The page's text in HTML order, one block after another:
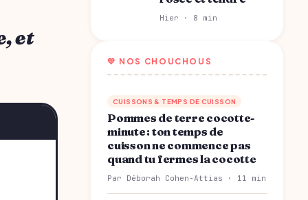
et
Hier · 8 min
💛 NOS CHOUCHOUS
CUISSONS & TEMPS DE CUISSON
Pommes de terre cocotte-
minute : ton temps de
cuisson ne commence pas
quand tu fermes la cocotte
Par Déborah Cohen-Attias · 11 min